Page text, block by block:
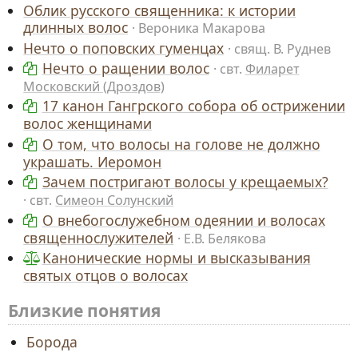
Облик русского священника: к истории
длинных волос
Вероника Макарова
Нечто о поповских гуменцах cвящ. В. Руднев
Нечто о ращении волос свт. Филарет
Московский (Дроздов)
17 канон Гангрского собора об острижении
волос женщинами
О том, что волосы на голове не должно
украшать. Иеромон
Зачем постригают волосы у крещаемых?
свт. Симеон Солунский
О внебогослужебном одеянии и волосах
священнослужителей
Е.В. Белякова
Канонические нормы и высказывания
святых отцов о волосах
Близкие понятия
Борода